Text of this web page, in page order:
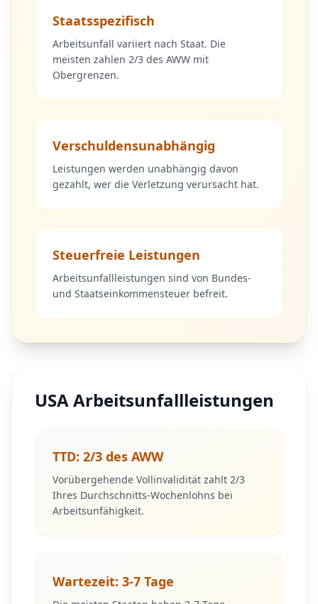
Staatsspezifisch
Arbeitsunfall variiert nach Staat. Die
meisten zahlen 2/3 des AWW mit
Obergrenzen.
Verschuldensunabhängig
Leistungen werden unabhängig davon
gezahlt, wer die Verletzung verursacht hat.
Steuerfreie Leistungen
Arbeitsunfallleistungen sind von Bundes-
und Staatseinkommensteuer befreit.
USA Arbeitsunfallleistungen
TTD: 2/3 des AWW
Vorübergehende Vollinvalidität zahlt 2/3
Ihres Durchschnitts-Wochenlohns bei
Arbeitsunfähigkeit.
Wartezeit: 3-7 Tage